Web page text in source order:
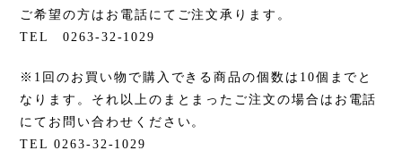
ご希望の方はお電話にてご注文承ります。
TEL 0263-32-1029
※1回のお買い物で購入できる商品の個数は10個までと
なります。それ以上のまとまったご注文の場合はお電話
にてお問い合わせください。
TEL 0263-32-1029